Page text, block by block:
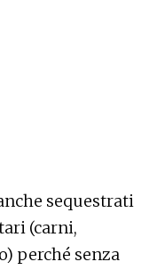
sequestrati
(carni,
perché senza